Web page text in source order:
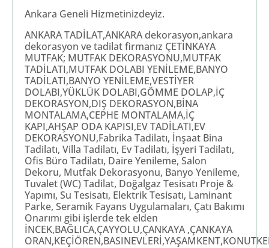
Ankara Geneli Hizmetinizdeyiz.
ANKARA TADİLAT,ANKARA dekorasyon,ankara
dekorasyon ve tadilat firmanız ÇETİNKAYA
MUTFAK; MUTFAK DEKORASYONU,MUTFAK
TADİLATI,MUTFAK DOLABI YENİLEME,BANYO
TADİLATI,BANYO YENİLEME,VESTİYER
DOLABI,YÜKLÜK DOLABI,GÖMME DOLAP,İÇ
DEKORASYON,DIŞ DEKORASYON,BİNA
MONTALAMA,CEPHE MONTALAMA,İÇ
KAPI,AHŞAP ODA KAPISI,EV TADİLATI,EV
DEKORASYONU,Fabrika Tadilatı, İnşaat Bina
Tadilatı, Villa Tadilatı, Ev Tadilatı, İşyeri Tadilatı,
Ofis Büro Tadilatı, Daire Yenileme, Salon
Dekoru, Mutfak Dekorasyonu, Banyo Yenileme,
Tuvalet (WC) Tadilat, Doğalgaz Tesisatı Proje &
Yapımı, Su Tesisatı, Elektrik Tesisatı, Laminant
Parke, Seramik Fayans Uygulamaları, Çatı Bakımı
Onarımı gibi işlerde tek elden
İNCEK,BAĞLICA,ÇAYYOLU,ÇANKAYA ,ÇANKAYA